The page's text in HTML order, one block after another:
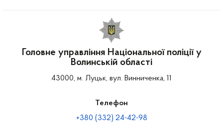
Головне управління Національної поліції у
Волинській області
43000, м. Луцьк, вул. Винниченка, 11
Телефон
+380 (332) 24-42-98